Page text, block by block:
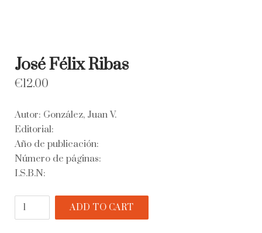
José Félix Ribas
€12.00
Autor: González, Juan V.
Editorial:
Año de publicación:
Número de páginas:
I.S.B.N:
José
ADD TO CART